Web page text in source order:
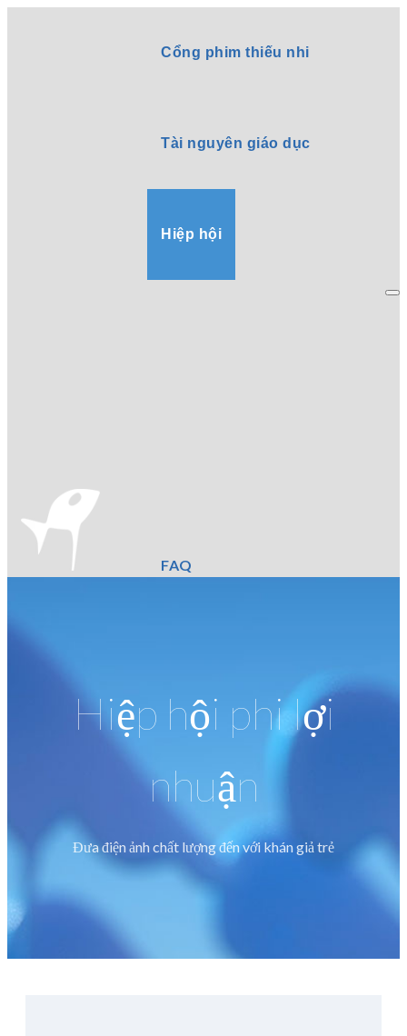
Cổng phim thiếu nhi
Tài nguyên giáo dục
Hiệp hội
FAQ
Hiệp hội phi lợi
nhuận
Đưa điện ảnh chất lượng đến với khán giả trẻ